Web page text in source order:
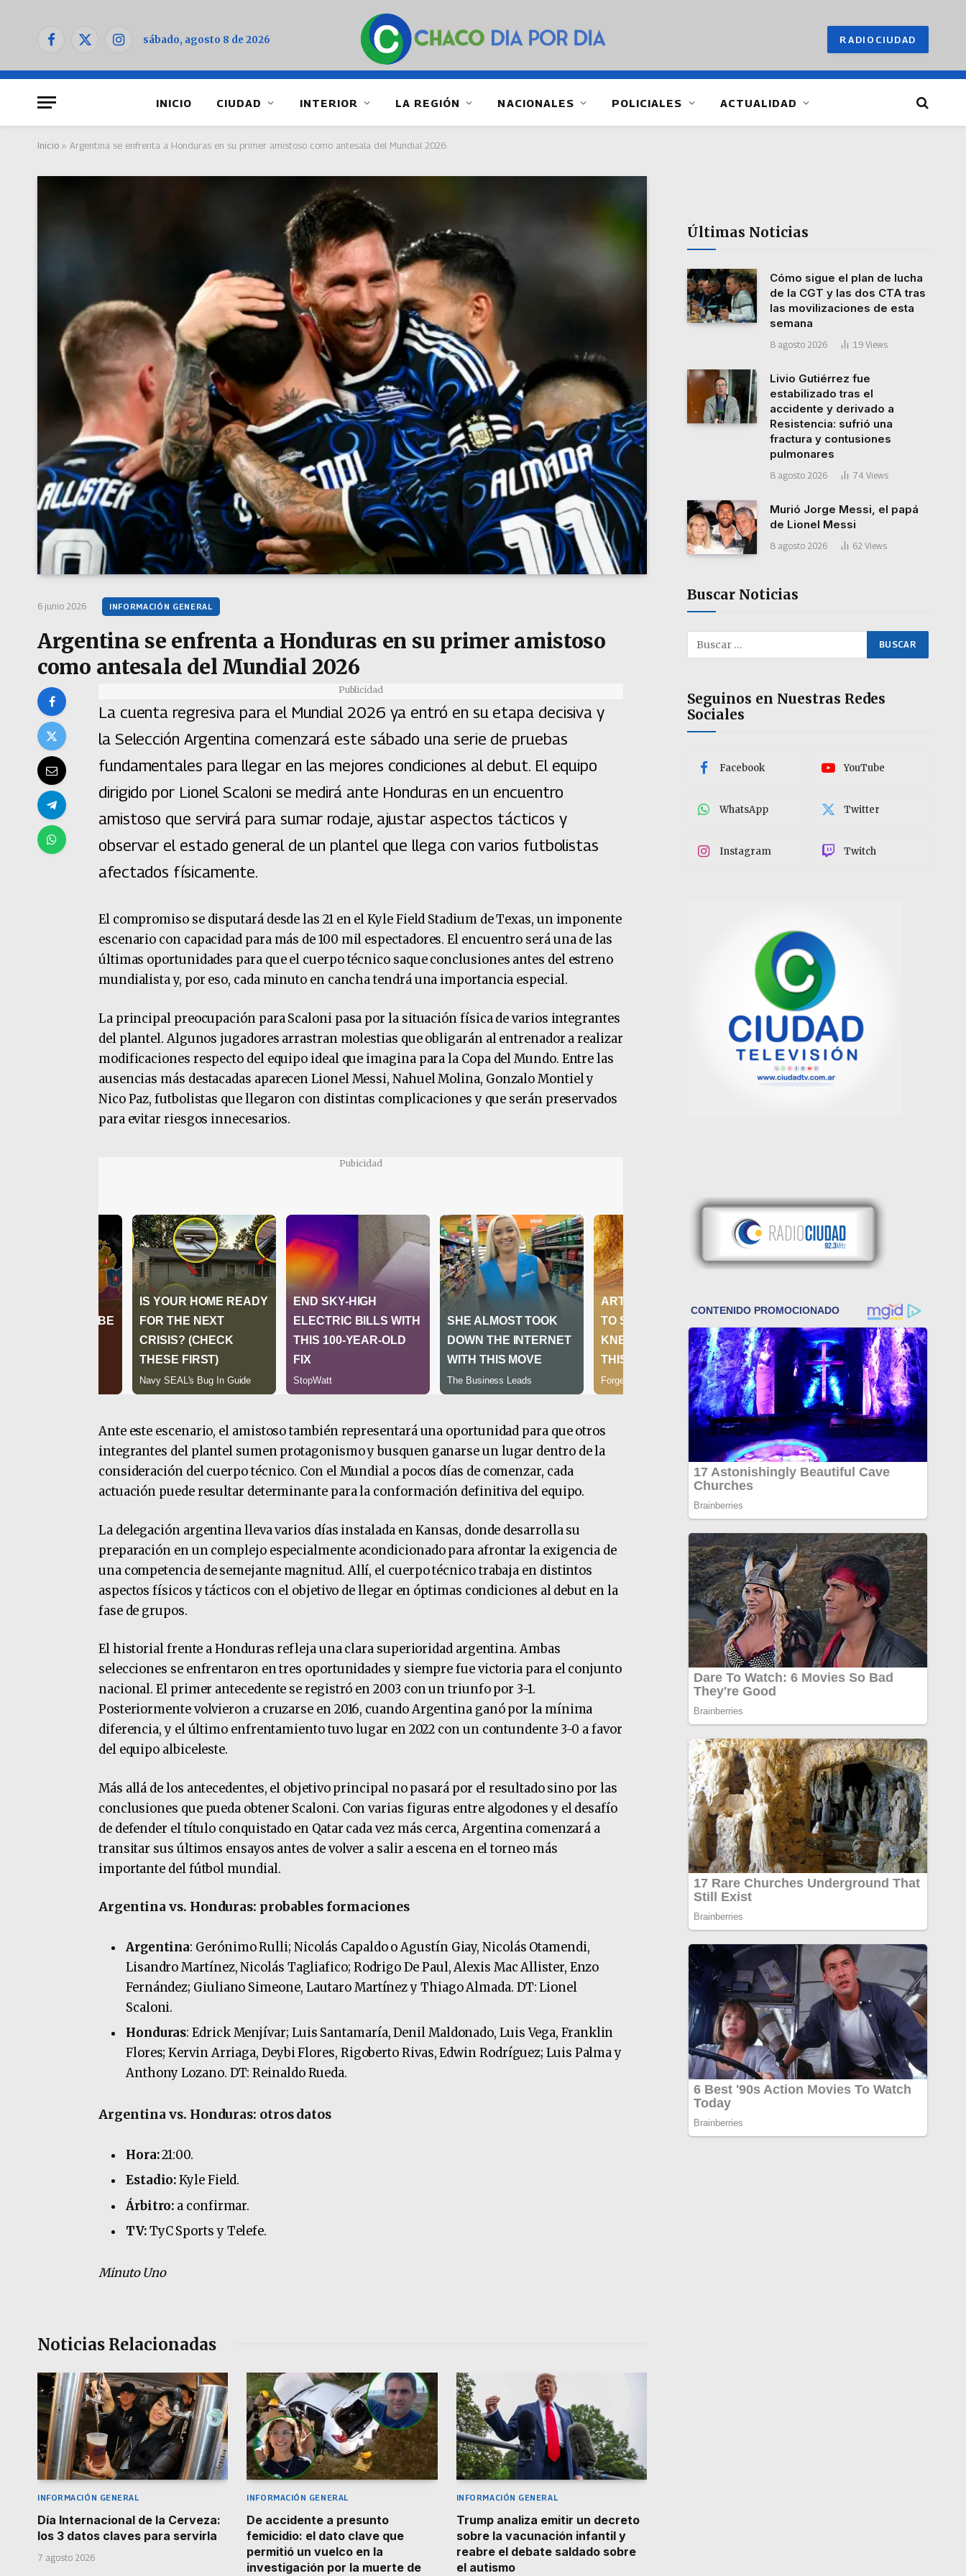
Facebook
X
Instagramsábado, agosto 8 de 2026 RADIOCIUDAD
INICIO CIUDAD INTERIOR LA REGIÓN NACIONALES POLICIALES ACTUALIDAD
Inicio » Argentina se enfrenta a Honduras en su primer amistoso como antesala del Mundial 2026
6 junio 2026 INFORMACIÓN GENERAL
Argentina se enfrenta a Honduras en su primer amistoso
como antesala del Mundial 2026
Publicidad
La cuenta regresiva para el Mundial 2026 ya entró en su etapa decisiva y
la Selección Argentina comenzará este sábado una serie de pruebas
fundamentales para llegar en las mejores condiciones al debut. El equipo
dirigido por Lionel Scaloni se medirá ante Honduras en un encuentro
amistoso que servirá para sumar rodaje, ajustar aspectos tácticos y
observar el estado general de un plantel que llega con varios futbolistas
afectados físicamente.
El compromiso se disputará desde las 21 en el Kyle Field Stadium de Texas, un imponente
escenario con capacidad para más de 100 mil espectadores. El encuentro será una de las
últimas oportunidades para que el cuerpo técnico saque conclusiones antes del estreno
mundialista y, por eso, cada minuto en cancha tendrá una importancia especial.
La principal preocupación para Scaloni pasa por la situación física de varios integrantes
del plantel. Algunos jugadores arrastran molestias que obligarán al entrenador a realizar
modificaciones respecto del equipo ideal que imagina para la Copa del Mundo. Entre las
ausencias más destacadas aparecen Lionel Messi, Nahuel Molina, Gonzalo Montiel y
Nico Paz, futbolistas que llegaron con distintas complicaciones y que serán preservados
para evitar riesgos innecesarios.
Pubicidad
Ante este escenario, el amistoso también representará una oportunidad para que otros
integrantes del plantel sumen protagonismo y busquen ganarse un lugar dentro de la
consideración del cuerpo técnico. Con el Mundial a pocos días de comenzar, cada
actuación puede resultar determinante para la conformación definitiva del equipo.
La delegación argentina lleva varios días instalada en Kansas, donde desarrolla su
preparación en un complejo especialmente acondicionado para afrontar la exigencia de
una competencia de semejante magnitud. Allí, el cuerpo técnico trabaja en distintos
aspectos físicos y tácticos con el objetivo de llegar en óptimas condiciones al debut en la
fase de grupos.
El historial frente a Honduras refleja una clara superioridad argentina. Ambas
selecciones se enfrentaron en tres oportunidades y siempre fue victoria para el conjunto
nacional. El primer antecedente se registró en 2003 con un triunfo por 3-1.
Posteriormente volvieron a cruzarse en 2016, cuando Argentina ganó por la mínima
diferencia, y el último enfrentamiento tuvo lugar en 2022 con un contundente 3-0 a favor
del equipo albiceleste.
Más allá de los antecedentes, el objetivo principal no pasará por el resultado sino por las
conclusiones que pueda obtener Scaloni. Con varias figuras entre algodones y el desafío
de defender el título conquistado en Qatar cada vez más cerca, Argentina comenzará a
transitar sus últimos ensayos antes de volver a salir a escena en el torneo más
importante del fútbol mundial.
Argentina vs. Honduras: probables formaciones
Argentina: Gerónimo Rulli; Nicolás Capaldo o Agustín Giay, Nicolás Otamendi,
Lisandro Martínez, Nicolás Tagliafico; Rodrigo De Paul, Alexis Mac Allister, Enzo
Fernández; Giuliano Simeone, Lautaro Martínez y Thiago Almada. DT: Lionel
Scaloni.
Honduras: Edrick Menjívar; Luis Santamaría, Denil Maldonado, Luis Vega, Franklin
Flores; Kervin Arriaga, Deybi Flores, Rigoberto Rivas, Edwin Rodríguez; Luis Palma y
Anthony Lozano. DT: Reinaldo Rueda.
Argentina vs. Honduras: otros datos
Hora:21:00.
Estadio:Kyle Field.
Árbitro: a confirmar.
TV:TyC Sports y Telefe.
Minuto Uno
Noticias Relacionadas
INFORMACIÓN GENERAL
Día Internacional de la Cerveza:
los 3 datos claves para servirla
7 agosto 2026
INFORMACIÓN GENERAL
De accidente a presunto
femicidio: el dato clave que
permitió un vuelco en la
investigación por la muerte de
INFORMACIÓN GENERAL
Trump analiza emitir un decreto
sobre la vacunación infantil y
reabre el debate saldado sobre
el autismo
Últimas Noticias
Cómo sigue el plan de lucha
de la CGT y las dos CTA tras
las movilizaciones de esta
semana
8 agosto 2026 19 Views
Livio Gutiérrez fue
estabilizado tras el
accidente y derivado a
Resistencia: sufrió una
fractura y contusiones
pulmonares
8 agosto 2026 74 Views
Murió Jorge Messi, el papá
de Lionel Messi
8 agosto 2026 62 Views
Buscar Noticias
Seguinos en Nuestras Redes
Sociales
Facebook YouTube
WhatsApp Twitter
Instagram Twitch